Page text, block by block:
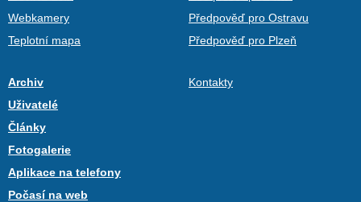
Webkamery
Teplotní mapa
Předpověď pro Ostravu
Předpověď pro Plzeň
Archiv
Uživatelé
Články
Fotogalerie
Aplikace na telefony
Počasí na web
Kontakty